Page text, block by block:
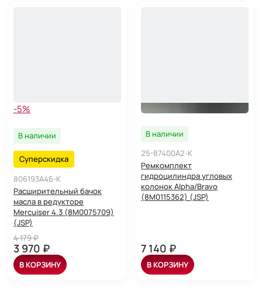
-5%
В наличии
Суперскидка
806193A46-K
Расширительный бачок
масла в редукторе
Mercuiser 4.3 (8M0075709)
(JSP)
4 179 ₽
3 970 ₽
В КОРЗИНУ
В наличии
25-87400A2-K
Ремкомплект
гидроцилиндра угловых
колонок Alpha/Bravo
(8M0115362) (JSP)
7 140 ₽
В КОРЗИНУ